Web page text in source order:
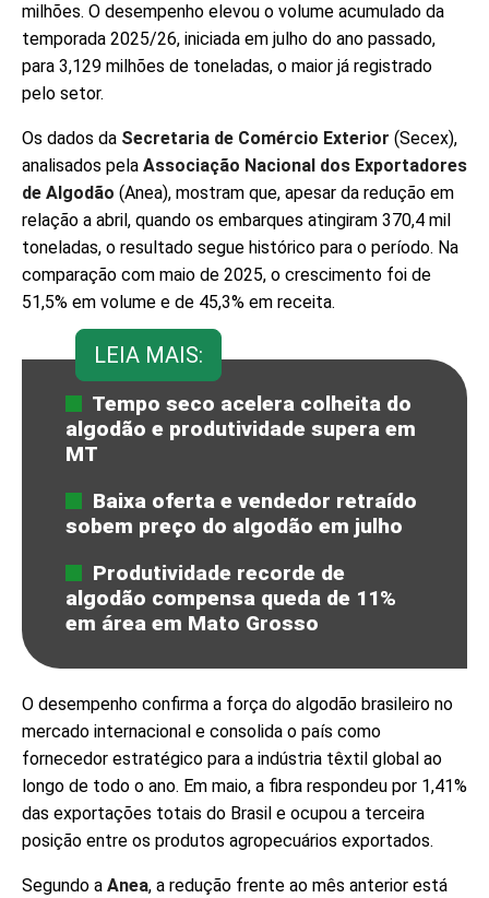
milhões. O desempenho elevou o volume acumulado da
temporada 2025/26, iniciada em julho do ano passado,
para 3,129 milhões de toneladas, o maior já registrado
pelo setor.
Os dados da Secretaria de Comércio Exterior (Secex),
analisados pela Associação Nacional dos Exportadores
de Algodão (Anea), mostram que, apesar da redução em
relação a abril, quando os embarques atingiram 370,4 mil
toneladas, o resultado segue histórico para o período. Na
comparação com maio de 2025, o crescimento foi de
51,5% em volume e de 45,3% em receita.
LEIA MAIS:
Tempo seco acelera colheita do
algodão e produtividade supera em
MT
Baixa oferta e vendedor retraído
sobem preço do algodão em julho
Produtividade recorde de
algodão compensa queda de 11%
em área em Mato Grosso
O desempenho confirma a força do algodão brasileiro no
mercado internacional e consolida o país como
fornecedor estratégico para a indústria têxtil global ao
longo de todo o ano. Em maio, a fibra respondeu por 1,41%
das exportações totais do Brasil e ocupou a terceira
posição entre os produtos agropecuários exportados.
Segundo a Anea, a redução frente ao mês anterior está